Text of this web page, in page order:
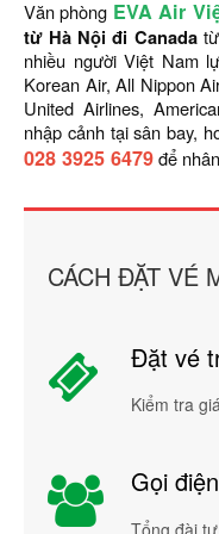
Văn phòng EVA Air
từ Hà Nội đi Canadatừ
nhiều người Việt Nam
Korean Air, All Nippon
United Airlines,
nhập cảnh tại sân bay,
028 3925 6479để
CÁCH ĐẶT VÉ
Đặt vé
Kiểm tra
Gọi
Tổng đài